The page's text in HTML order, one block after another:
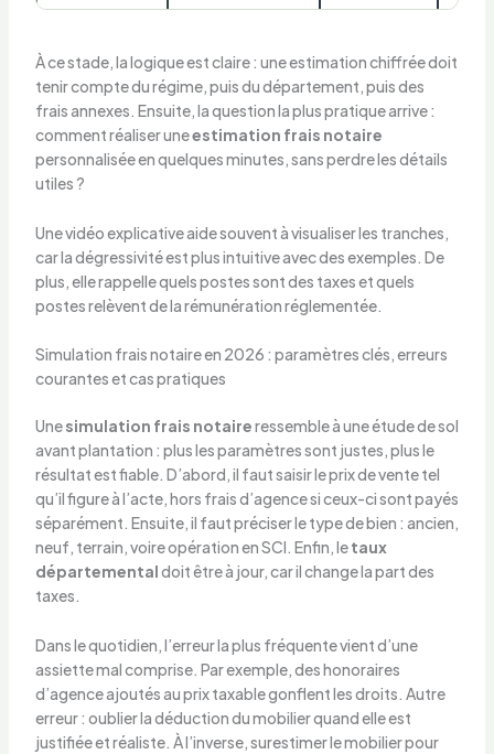
À ce stade, la logique est claire : une estimation chiffrée doit
tenir compte du régime, puis du département, puis des
frais annexes. Ensuite, la question la plus pratique arrive :
comment réaliser uneestimation frais notaire
personnalisée en quelques minutes, sans perdre les détails
utiles ?
Une vidéo explicative aide souvent à visualiser les tranches,
car la dégressivité est plus intuitive avec des exemples. De
plus, elle rappelle quels postes sont des taxes et quels
postes relèvent de la rémunération réglementée.
Simulation frais notaire en 2026 : paramètres clés, erreurs
courantes et cas pratiques
Unesimulation frais notaireressemble à une étude de sol
avant plantation : plus les paramètres sont justes, plus le
résultat est fiable. D’abord, il faut saisir le prix de vente tel
qu’il figure à l’acte, hors frais d’agence si ceux-ci sont payés
séparément. Ensuite, il faut préciser le type de bien : ancien,
neuf, terrain, voire opération en SCI. Enfin, letaux
départementaldoit être à jour, car il change la part des
taxes.
Dans le quotidien, l’erreur la plus fréquente vient d’une
assiette mal comprise. Par exemple, des honoraires
d’agence ajoutés au prix taxable gonflent les droits. Autre
erreur : oublier la déduction du mobilier quand elle est
justifiée et réaliste. À l’inverse, surestimer le mobilier pour